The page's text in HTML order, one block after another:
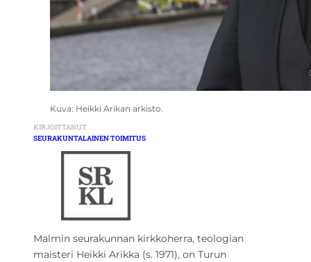
Kuva: Heikki Arikan arkisto.
KIRJOITTANUT
SEURAKUNTALAINEN TOIMITUS
Malmin seurakunnan kirkkoherra, teologian
maisteri Heikki Arikka (s. 1971), on Turun